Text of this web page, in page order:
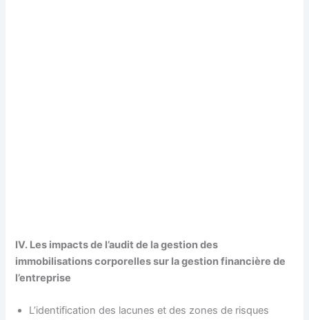
IV. Les impacts de l’audit de la gestion des
immobilisations corporelles sur la gestion financière de
l’entreprise
L’identification des lacunes et des zones de risques